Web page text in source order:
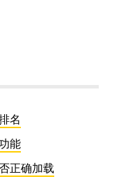
名
能
正确加载